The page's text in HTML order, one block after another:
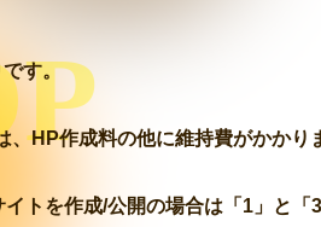
す。
、HP作成料の他に維持費がかかり
トを作成/公開の場合は「1」と「3